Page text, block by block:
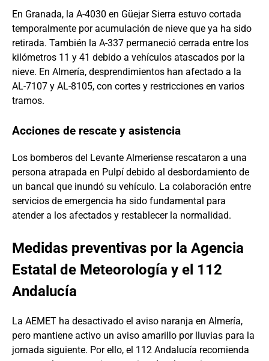
En Granada, la A-4030 en Güejar Sierra estuvo cortada
temporalmente por acumulación de nieve que ya ha sido
retirada. También la A-337 permaneció cerrada entre los
kilómetros 11 y 41 debido a vehículos atascados por la
nieve. En Almería, desprendimientos han afectado a la
AL-7107 y AL-8105, con cortes y restricciones en varios
tramos.
Acciones de rescate y asistencia
Los bomberos del Levante Almeriense rescataron a una
persona atrapada en Pulpí debido al desbordamiento de
un bancal que inundó su vehículo. La colaboración entre
servicios de emergencia ha sido fundamental para
atender a los afectados y restablecer la normalidad.
Medidas preventivas por la Agencia
Estatal de Meteorología y el 112
Andalucía
La AEMET ha desactivado el aviso naranja en Almería,
pero mantiene activo un aviso amarillo por lluvias para la
jornada siguiente. Por ello, el 112 Andalucía recomienda